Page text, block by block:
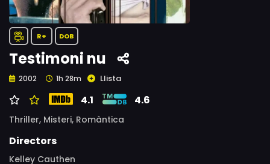
R+ DOB
Testimoni nu
2002 1h 28m Llista
4.1 4.6
Thriller, Misteri, Romàntica
Directors
Kelley Cauthen